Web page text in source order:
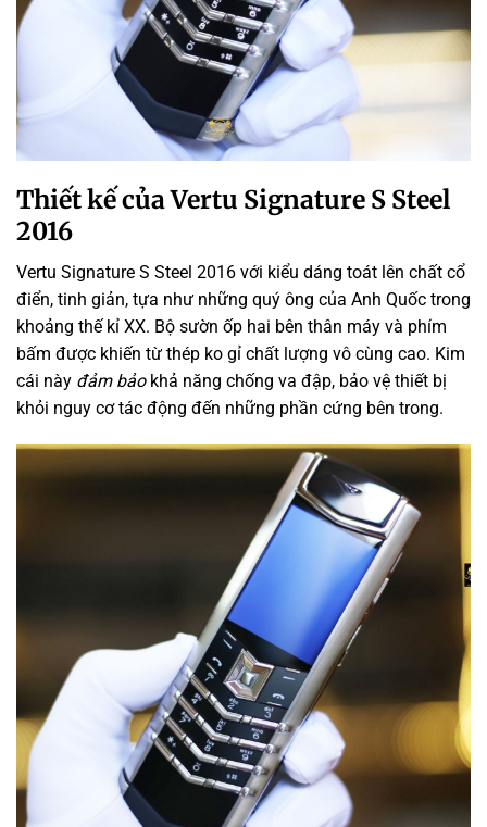
Thiết kế của Vertu Signature S Steel
2016
Vertu Signature S Steel 2016 với kiểu dáng toát lên chất cổ
điển, tinh giản, tựa như những quý ông của Anh Quốc trong
khoảng thế kỉ XX. Bộ sườn ốp hai bên thân máy và phím
bấm được khiến từ thép ko gỉ chất lượng vô cùng cao. Kim
cái này đảm bảokhả năng chống va đập, bảo vệ thiết bị
khỏi nguy cơtác động đến những phần cứng bên trong.